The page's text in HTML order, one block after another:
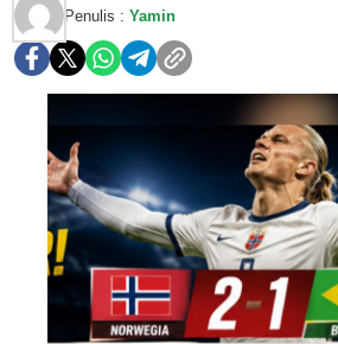
Penulis : Yamin